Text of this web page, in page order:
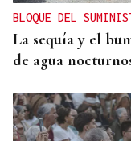
BLOQUE DEL
La sequía y el
de agua